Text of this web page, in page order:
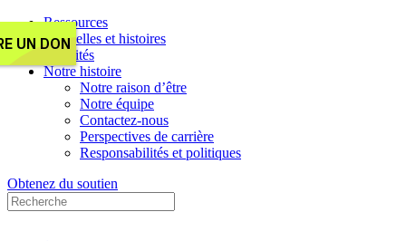
Ressources
Nouvelles et histoires
Activités
Notre histoire
Notre raison d’être
Notre équipe
Contactez-nous
Perspectives de carrière
Responsabilités et politiques
Obtenez du soutien